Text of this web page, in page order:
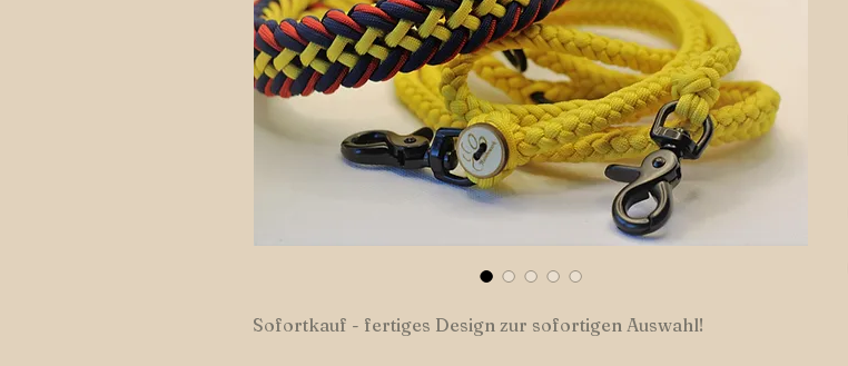
Sofortkauf - fertiges Design zur sofortigen Auswahl!